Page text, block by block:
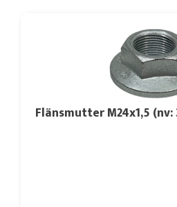
Flänsmutter M24x1,5 (nv: